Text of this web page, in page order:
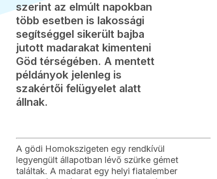
szerint az elmúlt napokban
több esetben is lakossági
segítséggel sikerült bajba
jutott madarakat kimenteni
Göd térségében. A mentett
példányok jelenleg is
szakértői felügyelet alatt
állnak.
A gödi Homokszigeten egy rendkívül
legyengült állapotban lévő szürke gémet
találtak. A madarat egy helyi fiatalember